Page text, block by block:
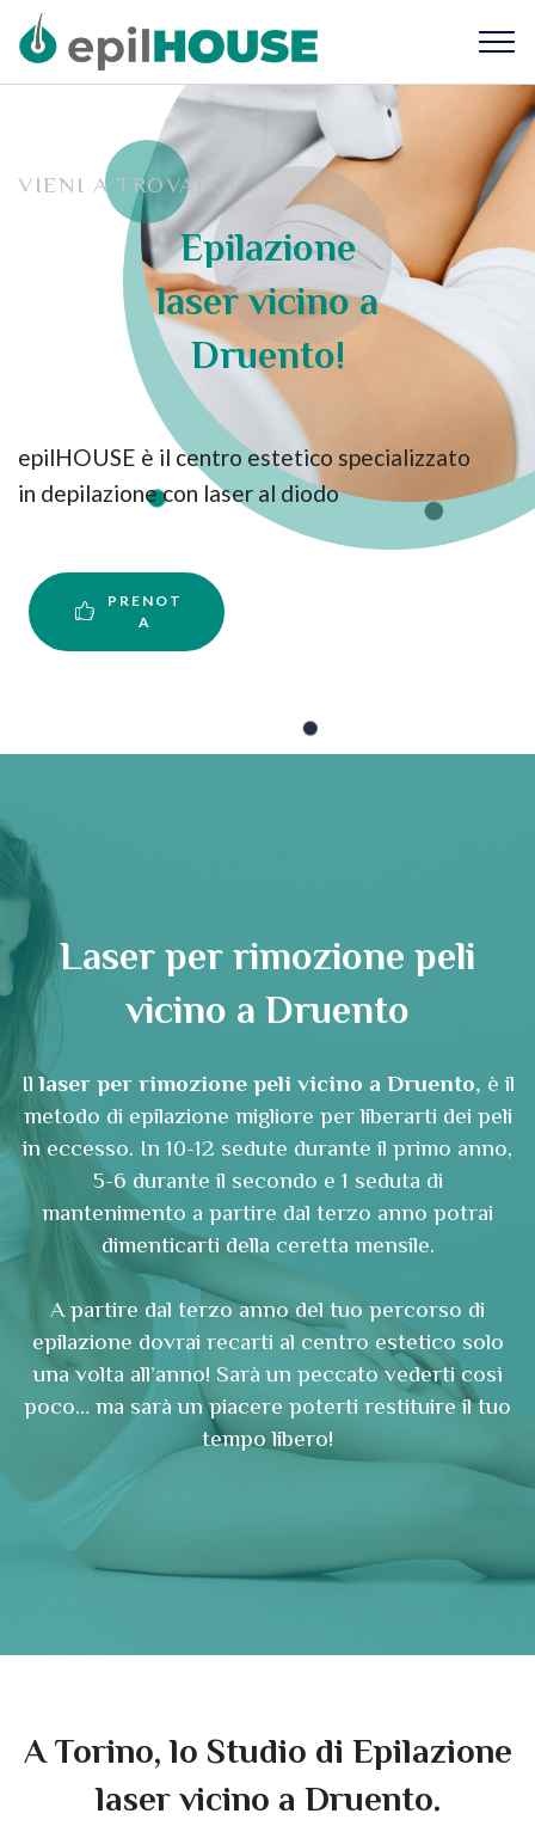
VIENI A TROVARCI
Epilazione
laser vicino a
Druento!
epilHOUSE è il centro estetico specializzato
in depilazione con laser al diodo
PRENOT
A
Laser per rimozione peli
vicino a Druento
Illaser per rimozione peli vicino a Druento, è il
metodo di epilazione migliore per liberarti dei peli
in eccesso. In 10-12 sedute durante il primo anno,
5-6 durante il secondo e 1 seduta di
mantenimento a partire dal terzo anno potrai
dimenticarti della ceretta mensile.
A partire dal terzo anno del tuo percorso di
epilazione dovrai recarti al centro estetico solo
una volta all’anno! Sarà un peccato vederti così
poco… ma sarà un piacere poterti restituire il tuo
tempo libero!
A Torino, lo Studio di Epilazione
laser vicino a Druento.